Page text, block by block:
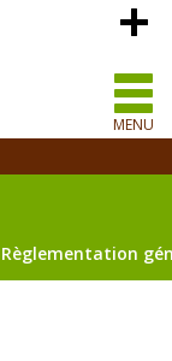
MENU
Règlementation